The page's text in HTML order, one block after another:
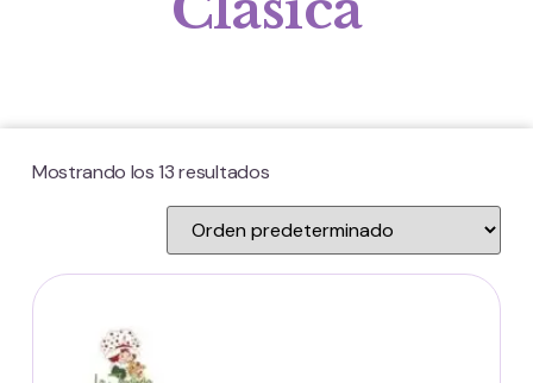
Mostrando los 13 resultados